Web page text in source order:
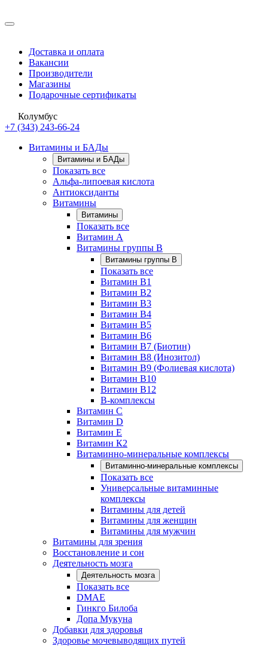
Доставка и оплата
Вакансии
Производители
Магазины
Подарочные сертификаты
Колумбус
+7 (343) 243-66-24
Витамины и БАДы
Витамины и БАДы
Показать все
Альфа-липоевая кислота
Антиоксиданты
Витамины
Витамины
Показать все
Витамин A
Витамины группы B
Витамины группы B
Показать все
Витамин B1
Витамин B2
Витамин B3
Витамин B4
Витамин B5
Витамин B6
Витамин B7 (Биотин)
Витамин B8 (Инозитол)
Витамин B9 (Фолиевая кислота)
Витамин B10
Витамин B12
B-комплексы
Витамин C
Витамин D
Витамин E
Витамин К2
Витаминно-минеральные комплексы
Витаминно-минеральные комплексы
Показать все
Универсальные витаминные
комплексы
Витамины для детей
Витамины для женщин
Витамины для мужчин
Витамины для зрения
Восстановление и сон
Деятельность мозга
Деятельность мозга
Показать все
DMAE
Гинкго Билоба
Допа Мукуна
Добавки для здоровья
Здоровье мочевыводящих путей